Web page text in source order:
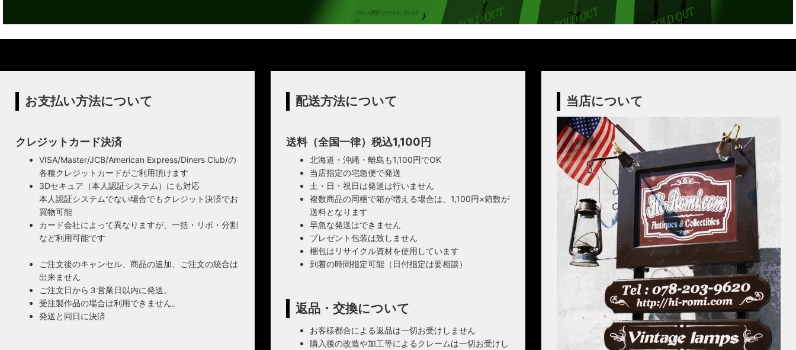
お支払い方法について
クレジットカード決済
VISA/Master/JCB/American Express/Diners Club/の
各種クレジットカードがご利用頂けます
3Dセキュア（本人認証システム）にも対応
本人認証システムでない場合でもクレジット決済でお
買物可能
カード会社によって異なりますが、一括・リボ・分割
など利用可能です
ご注文後のキャンセル、商品の追加、ご注文の統合は
出来ません
ご注文日から３営業日以内に発送。
受注製作品の場合は利用できません。
発送と同日に決済
配送方法について
送料（全国一律）税込1,100円
北海道・沖縄・離島も1,100円でOK
当店指定の宅急便で発送
土・日・祝日は発送は行いません
複数商品の同梱で箱が増える場合は、1,100円×箱数が
送料となります
早急な発送はできません
プレゼント包装は致しません
梱包はリサイクル資材を使用しています
到着の時間指定可能（日付指定は要相談）
返品・交換について
お客様都合による返品は一切お受けしません
購入後の改造や加工等によるクレームは一切お受けし
当店について